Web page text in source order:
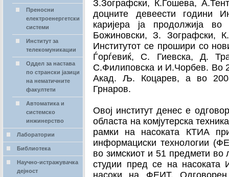
З.Зографски, К.Гошева,
доцните девеести години
каријера ја продолжија
Божиновски, З. Зографски,
Институтот се прошири со
Ѓорѓевиќ, С. Гиевска, Д.
С.Филиповска и И.Чорбев. Во
Акад. Љ. Коцарев, а во
Грнаров.
Овој институт денес е
областа на комјутерска
рамки на насоката КТИА
информациски технологии
во зимскиот и 51 предмети во
студии пред се на насоката
Преносни
електроенергетски
системи
Институт за
телекомуникации
Оддел за настава
по странски јазици
на нематичните
факултети
Автоматика и
системско
инжинерство
Лаборатории
Библиотека
Научно-истражувачка
дејност